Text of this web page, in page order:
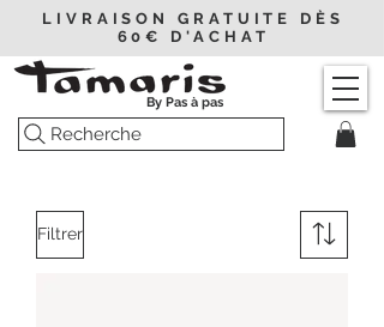
LIVRAISON GRATUITE DÈS
60€ D'ACHAT
Recherche
By Pas à pas
Filtrer